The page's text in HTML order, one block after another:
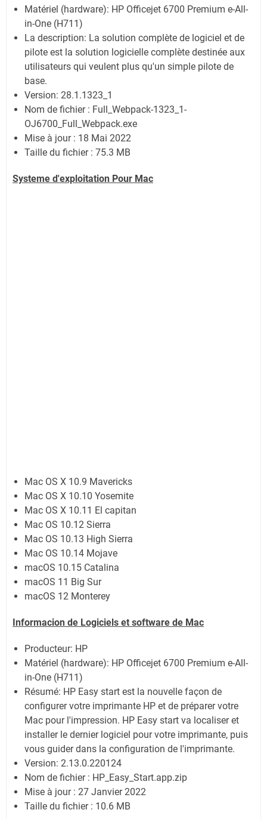
Matériel (hardware): HP Officejet 6700 Premium e-All-
in-One (H711)
La description: La solution complète de logiciel et de
pilote est la solution logicielle complète destinée aux
utilisateurs qui veulent plus qu'un simple pilote de
base.
Version: 28.1.1323_1
Nom de fichier : Full_Webpack-1323_1-
OJ6700_Full_Webpack.exe
Mise à jour : 18 Mai 2022
Taille du fichier : 75.3 MB
Systeme d'exploitation Pour Mac
Mac OS X 10.9 Mavericks
Mac OS X 10.10 Yosemite
Mac OS X 10.11 El capitan
Mac OS 10.12 Sierra
Mac OS 10.13 High Sierra
Mac OS 10.14 Mojave
macOS 10.15 Catalina
macOS 11 Big Sur
macOS 12 Monterey
Informacion de Logiciels et software de Mac
Producteur: HP
Matériel (hardware): HP Officejet 6700 Premium e-All-
in-One (H711)
Résumé: HP Easy start est la nouvelle façon de
configurer votre imprimante HP et de préparer votre
Mac pour l'impression. HP Easy start va localiser et
installer le dernier logiciel pour votre imprimante, puis
vous guider dans la configuration de l'imprimante.
Version: 2.13.0.220124
Nom de fichier : HP_Easy_Start.app.zip
Mise à jour : 27 Janvier 2022
Taille du fichier : 10.6 MB